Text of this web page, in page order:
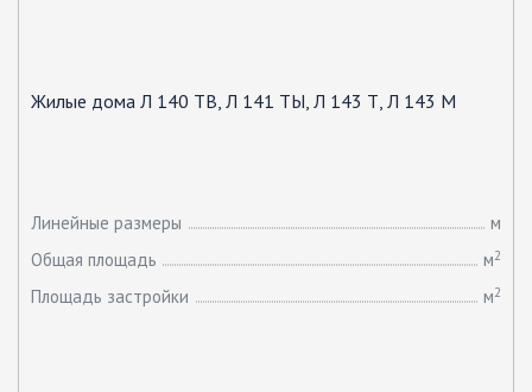
Жилые дома Л 140 ТВ, Л 141 ТЫ, Л 143 Т, Л 143 М
Линейные размеры
м
Общая площадь
м2
Площадь застройки м2